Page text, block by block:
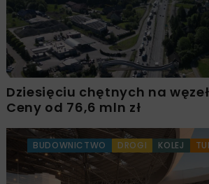
Dziesięciu chętnych na
Ceny od 76,6 mln zł
BUDOWNICTWO DROGI KOLEJ